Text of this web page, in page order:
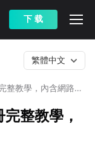
下 载
整教學，內含網路加
繁體中文
整教學，